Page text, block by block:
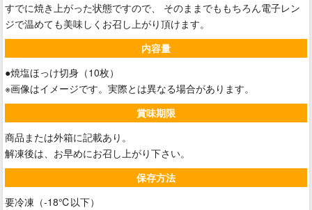
すでに焼き上がった状態ですので、 そのままでももちろん電子レン
ジで温めても美味しくお召し上がり頂けます。
内容量
●焼塩ほっけ切身（10枚）
※画像はイメージです。実際とは異なる場合があります。
賞味期限
商品または外箱に記載あり。
解凍後は、お早めにお召し上がり下さい。
保存方法
要冷凍（-18℃以下）